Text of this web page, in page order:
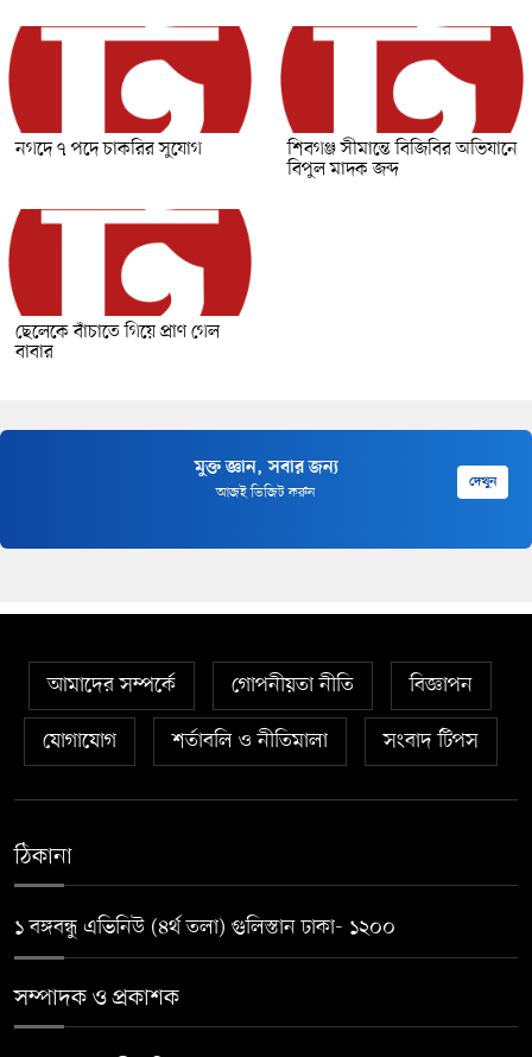
নগদে ৭ পদে চাকরির সুযোগ শিবগঞ্জ সীমান্তে বিজিবির অভিযানে
বিপুল মাদক জব্দ
ছেলেকে বাঁচাতে গিয়ে প্রাণ গেল
বাবার
মুক্ত জ্ঞান, সবার জন্য
আজই ভিজিট করুন
দেখুন
আমাদের সম্পর্কে গোপনীয়তা নীতি
বিজ্ঞাপন
যোগাযোগ
শর্তাবলি ও নীতিমালা সংবাদ টিপস
ঠিকানা
১ বঙ্গবন্ধু এভিনিউ (৪র্থ তলা) গুলিস্তান ঢাকা- ১২০০
সম্পাদক ও প্রকাশক